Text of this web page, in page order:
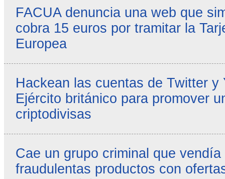
FACUA denuncia una web que
cobra 15 euros por tramitar la
Europea
Hackean las cuentas de Twitter y
Ejército británico para promover
criptodivisas
Cae un grupo criminal que
fraudulentas productos con